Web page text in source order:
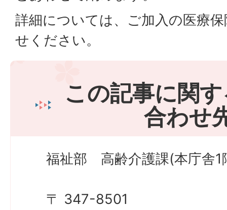
詳細については、ご加入の医療
せください。
この記事に関
合わせ
福祉部 高齢介護課(本庁舎1
〒 347-8501